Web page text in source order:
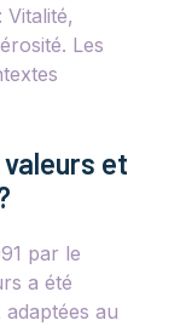
Les
et
par le
a été
au